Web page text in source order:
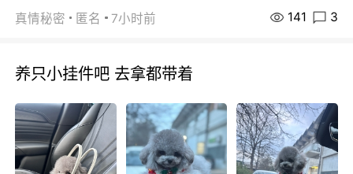
真情秘密 匿名 7小时前 141 3
养只小挂件吧 去拿都带着